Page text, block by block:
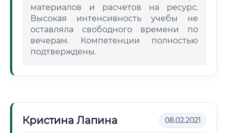
материалов и расчетов на ресурс.
Высокая интенсивность учебы не
оставляла свободного времени по
вечерам. Компетенции полностью
подтверждены.
Кристина Лапина 08.02.2021